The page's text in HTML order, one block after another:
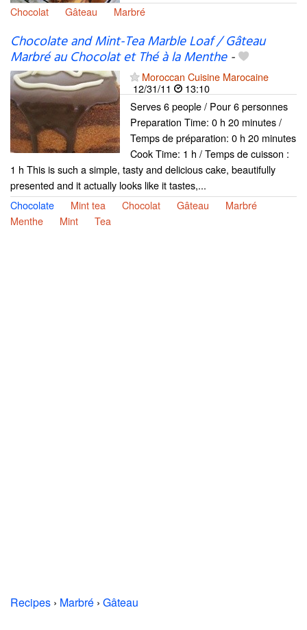
Chocolat
Gâteau Marbré
Chocolate and Mint-Tea Marble Loaf / Gâteau
Marbré au Chocolat et Thé à la Menthe-
Moroccan Cuisine Marocaine
12/31/11
13:10
Serves 6 people / Pour 6 personnes
Preparation Time: 0 h 20 minutes /
Temps de préparation: 0 h 20 minutes
Cook Time: 1 h / Temps de cuisson :
1 h This is such a simple, tasty and delicious cake, beautifully
presented and it actually looks like it tastes,...
Chocolate
Mint tea Chocolat Gâteau
Marbré
Menthe
Mint Tea
Recipes › Marbré › Gâteau